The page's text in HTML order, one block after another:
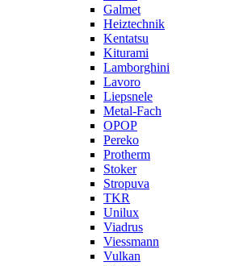
Galmet
Heiztechnik
Kentatsu
Kiturami
Lamborghini
Lavoro
Liepsnele
Metal-Fach
OPOP
Pereko
Protherm
Stoker
Stropuva
TKR
Unilux
Viadrus
Viessmann
Vulkan